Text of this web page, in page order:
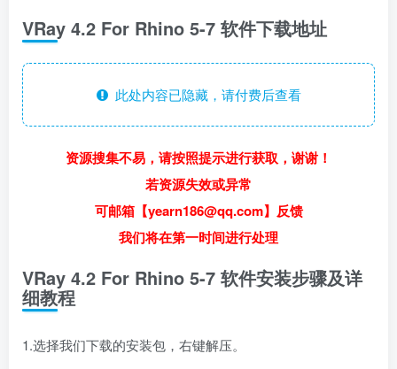
VRay 4.2 For Rhino 5-7 软件下载地址
此处内容已隐藏，请付费后查看
资源搜集不易，请按照提示进行获取，谢谢！
若资源失效或异常
可邮箱【yearn186@qq.com】反馈
我们将在第一时间进行处理
VRay 4.2 For Rhino 5-7 软件安装步骤及详
细教程
1.选择我们下载的安装包，右键解压。